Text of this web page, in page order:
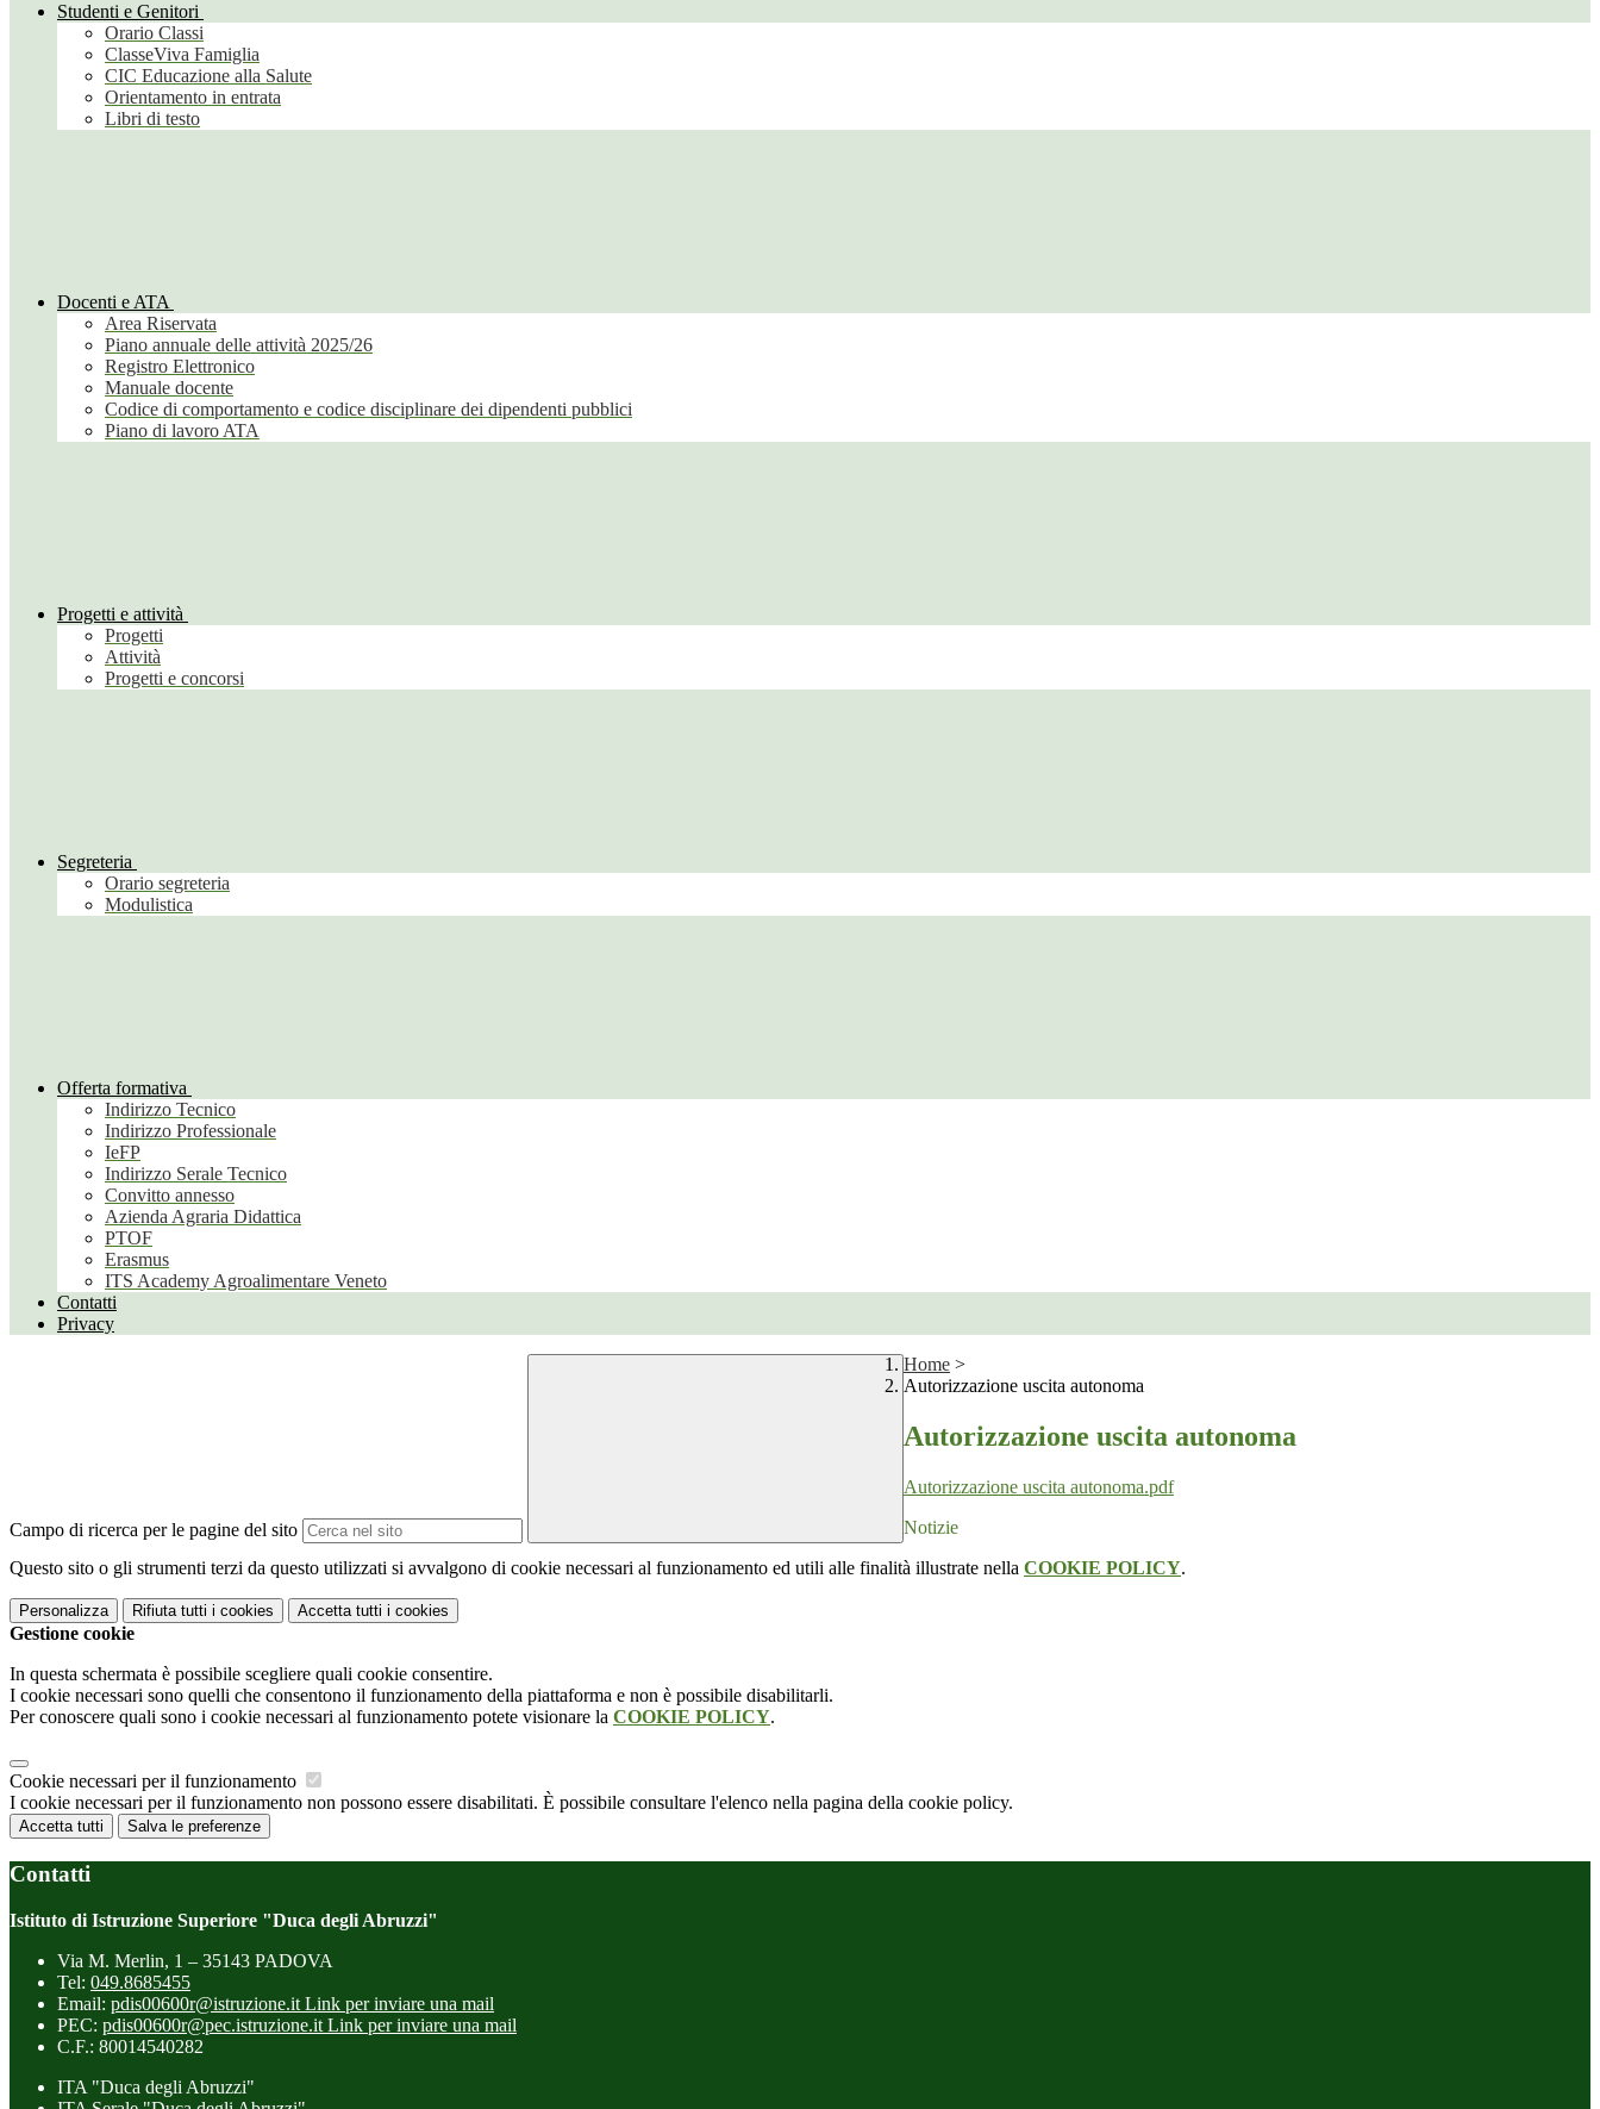
Studenti e Genitori
Orario Classi
ClasseViva Famiglia
CIC Educazione alla Salute
Orientamento in entrata
Libri di testo
Docenti e ATA
Area Riservata
Piano annuale delle attività 2025/26
Registro Elettronico
Manuale docente
Codice di comportamento e codice disciplinare dei dipendenti pubblici
Piano di lavoro ATA
Progetti e attività
Progetti
Attività
Progetti e concorsi
Segreteria
Orario segreteria
Modulistica
Offerta formativa
Indirizzo Tecnico
Indirizzo Professionale
IeFP
Indirizzo Serale Tecnico
Convitto annesso
Azienda Agraria Didattica
PTOF
Erasmus
ITS Academy Agroalimentare Veneto
Contatti
Privacy
Campo di ricerca per le pagine del sito
Home >
Autorizzazione uscita autonoma
Autorizzazione uscita autonoma
Autorizzazione uscita autonoma.pdf
Notizie
Questo sito o gli strumenti terzi da questo utilizzati si avvalgono di cookie necessari al funzionamento ed utili alle finalità illustrate nella COOKIE POLICY.
Personalizza Rifiuta tutti i cookies Accetta tutti i cookies
Gestione cookie
In questa schermata è possibile scegliere quali cookie consentire.
I cookie necessari sono quelli che consentono il funzionamento della piattaforma e non è possibile disabilitarli.
Per conoscere quali sono i cookie necessari al funzionamento potete visionare la COOKIE POLICY.
Cookie necessari per il funzionamento
I cookie necessari per il funzionamento non possono essere disabilitati. È possibile consultare l'elenco nella pagina della cookie policy.
Accetta tutti Salva le preferenze
Contatti
Istituto di Istruzione Superiore "Duca degli Abruzzi"
Via M. Merlin, 1 – 35143 PADOVA
Tel: 049.8685455
Email: pdis00600r@istruzione.it Link per inviare una mail
PEC: pdis00600r@pec.istruzione.it Link per inviare una mail
C.F.: 80014540282
ITA "Duca degli Abruzzi"